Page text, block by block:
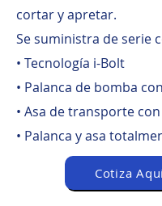
cortar y apretar.
Se suministra de serie
• Tecnología i-Bolt
• Palanca de bomba
• Asa de transporte
• Palanca y asa
Cotiza